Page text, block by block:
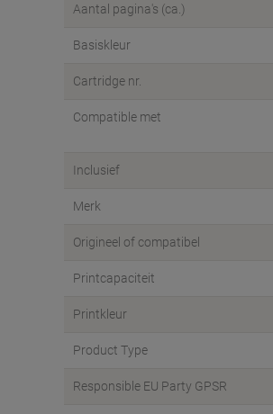
Aantal pagina's (ca.)
Basiskleur
Cartridge nr.
Compatible met
Inclusief
Merk
Origineel of compatibel
Printcapaciteit
Printkleur
Product Type
Responsible EU Party GPSR